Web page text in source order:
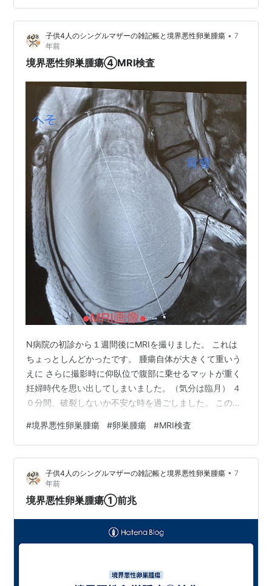
台に横たわると器具がいっぱいで、”コ・・・コワ
イ・・・コワスギル”とびびってしまい、 看護師さんに優
しく手を握ってもらいながら麻酔を受け眠りに・・・
（看護師さんの温もり安心したー…
子供4人のシングルマザーの雑記帳と境界悪性卵巣腫瘍 • 7
年前
境界悪性卵巣腫瘍④MRI検査
N病院の初診から１週間後にMRIを撮りました。 これは
ちょっとしんどかったです。 腫瘍自体が大きくて重いう
えに さらに撮影時に仰臥位で腹部に乗せるマットが重く
妊婦時代を思い出してしまいました。（気分は臨月） ４
０分間、破裂しないか不安な時を過ごしました。 この日
終わって、よたよたしながら帰りました。 6日後 MRIの
検査結果を聞くだけだと思っていたのに、 この日は、子
宮頸がんの組織診のために、予想外でまた あの内診台に
乗せられました。 なぜ…そう、N病院の初診で受けた子
宮頸がん細胞診の 結果があまりよろしくなかったんで
す。 コルポ診を行い…
#境界悪性卵巣腫瘍 #卵巣腫瘍 #MRI検査
子供4人のシングルマザーの雑記帳と境界悪性卵巣腫瘍 • 7
年前
境界悪性卵巣腫瘍①前兆